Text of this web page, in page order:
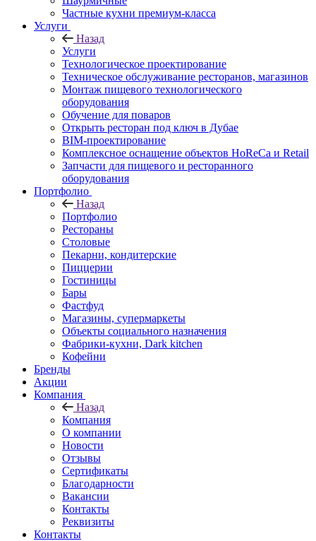
Частные кухни премиум-класса
Услуги
Назад
Услуги
Технологическое проектирование
Техническое обслуживание ресторанов, магазинов
Монтаж пищевого технологического
оборудования
Обучение для поваров
Открыть ресторан под ключ в Дубае
BIM-проектирование
Комплексное оснащение объектов HoReCa и Retail
Запчасти для пищевого и ресторанного
оборудования
Портфолио
Назад
Портфолио
Рестораны
Столовые
Пекарни, кондитерские
Пиццерии
Гостиницы
Бары
Фастфуд
Магазины, супермаркеты
Объекты социального назначения
Фабрики-кухни, Dark kitchen
Кофейни
Бренды
Акции
Компания
Назад
Компания
О компании
Новости
Отзывы
Сертификаты
Благодарности
Вакансии
Контакты
Реквизиты
Контакты